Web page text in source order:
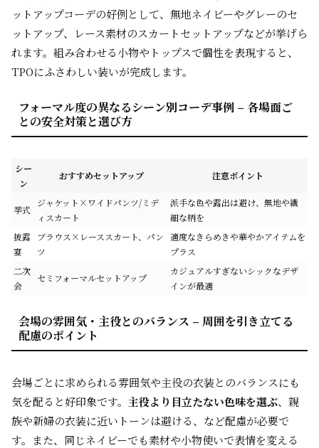
ットアップコーデの好例として、無地ネイビーやグレーのセ
ットアップ、レース素材のスカートセットアップなどが挙げら
れます。組み合わせる小物やトップスで個性を表現すると、
TPOにふさわしい装いが完成します。
フォーマル度の異なるシーン別コーデ事例 – 各場面ご
との安全対策と選び方
シー
ン
おすすめセットアップ 注意ポイント
挙式
ジャケット×ワイドパンツ/ミデ
ィスカート
派手な色や露出は避け、無地や繊
細な柄を
披露
宴
ブラウス×レーススカート、パン
ツ
適度なきらめきや華やかアイテムを
プラス
二次
会
セミフォーマルセットアップ
カジュアルすぎないシックなデザ
インが最適
会場の雰囲気・主役とのバランス – 周囲を引き立てる
配慮のポイント
会場ごとに求められる雰囲気や主役の衣装とのバランスにも
気を配ると好印象です。 主役より目立たない色味を選ぶ、親
族や新婦の衣装に近いトーンは避ける、など配慮が必要で
す。また、同じネイビーでも素材や小物使いで表情を変える